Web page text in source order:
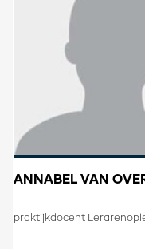
ANNABEL VAN
praktijkdocent